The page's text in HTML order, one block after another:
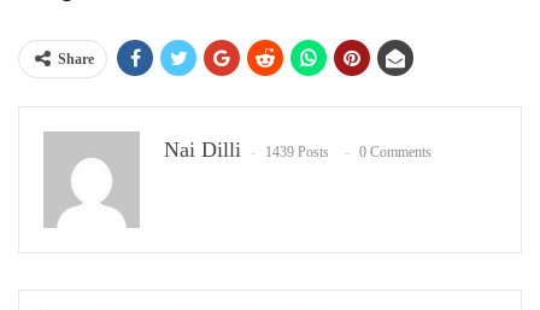
Share
Nai Dilli 1439 Posts 0 Comments